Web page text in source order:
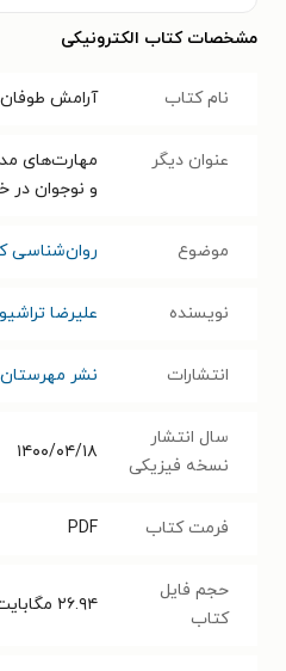
مشخصات کتاب الکترونیکی
نام کتاب آرامش
عنوان دیگر
مهارت‌های
و نوجوان در
موضوع روان‌شناسی
نویسنده علیرضا
انتشارات نشر مهرستان
سال انتشار
نسخه فیزیکی
۱۴۰۰/۰۴/۱۸
فرمت کتاب PDF
حجم فایل
کتاب
۲۶.۹۴